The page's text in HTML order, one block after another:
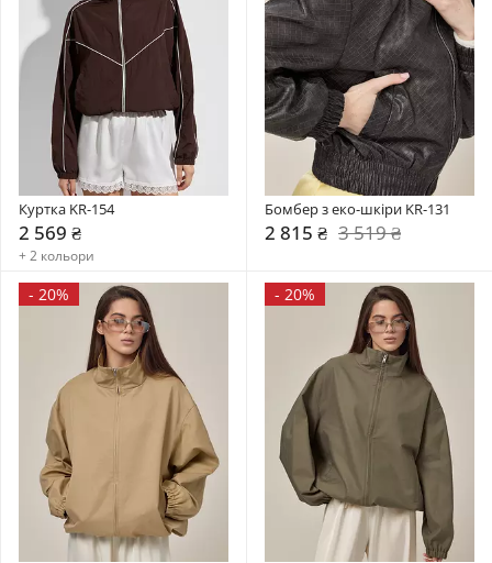
Куртка KR-154
2 569 ₴
+ 2 кольори
Бомбер з еко-шкіри KR-131
2 815 ₴ 3 519 ₴
- 20% - 20%